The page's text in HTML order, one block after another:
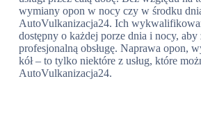
wymiany opon w nocy czy w środku
AutoVulkanizacja24. Ich
dostępny o każdej porze dnia i nocy, aby
profesjonalną obsługę. Naprawa opon,
kół – to tylko niektóre z usług, które
AutoVulkanizacja24.